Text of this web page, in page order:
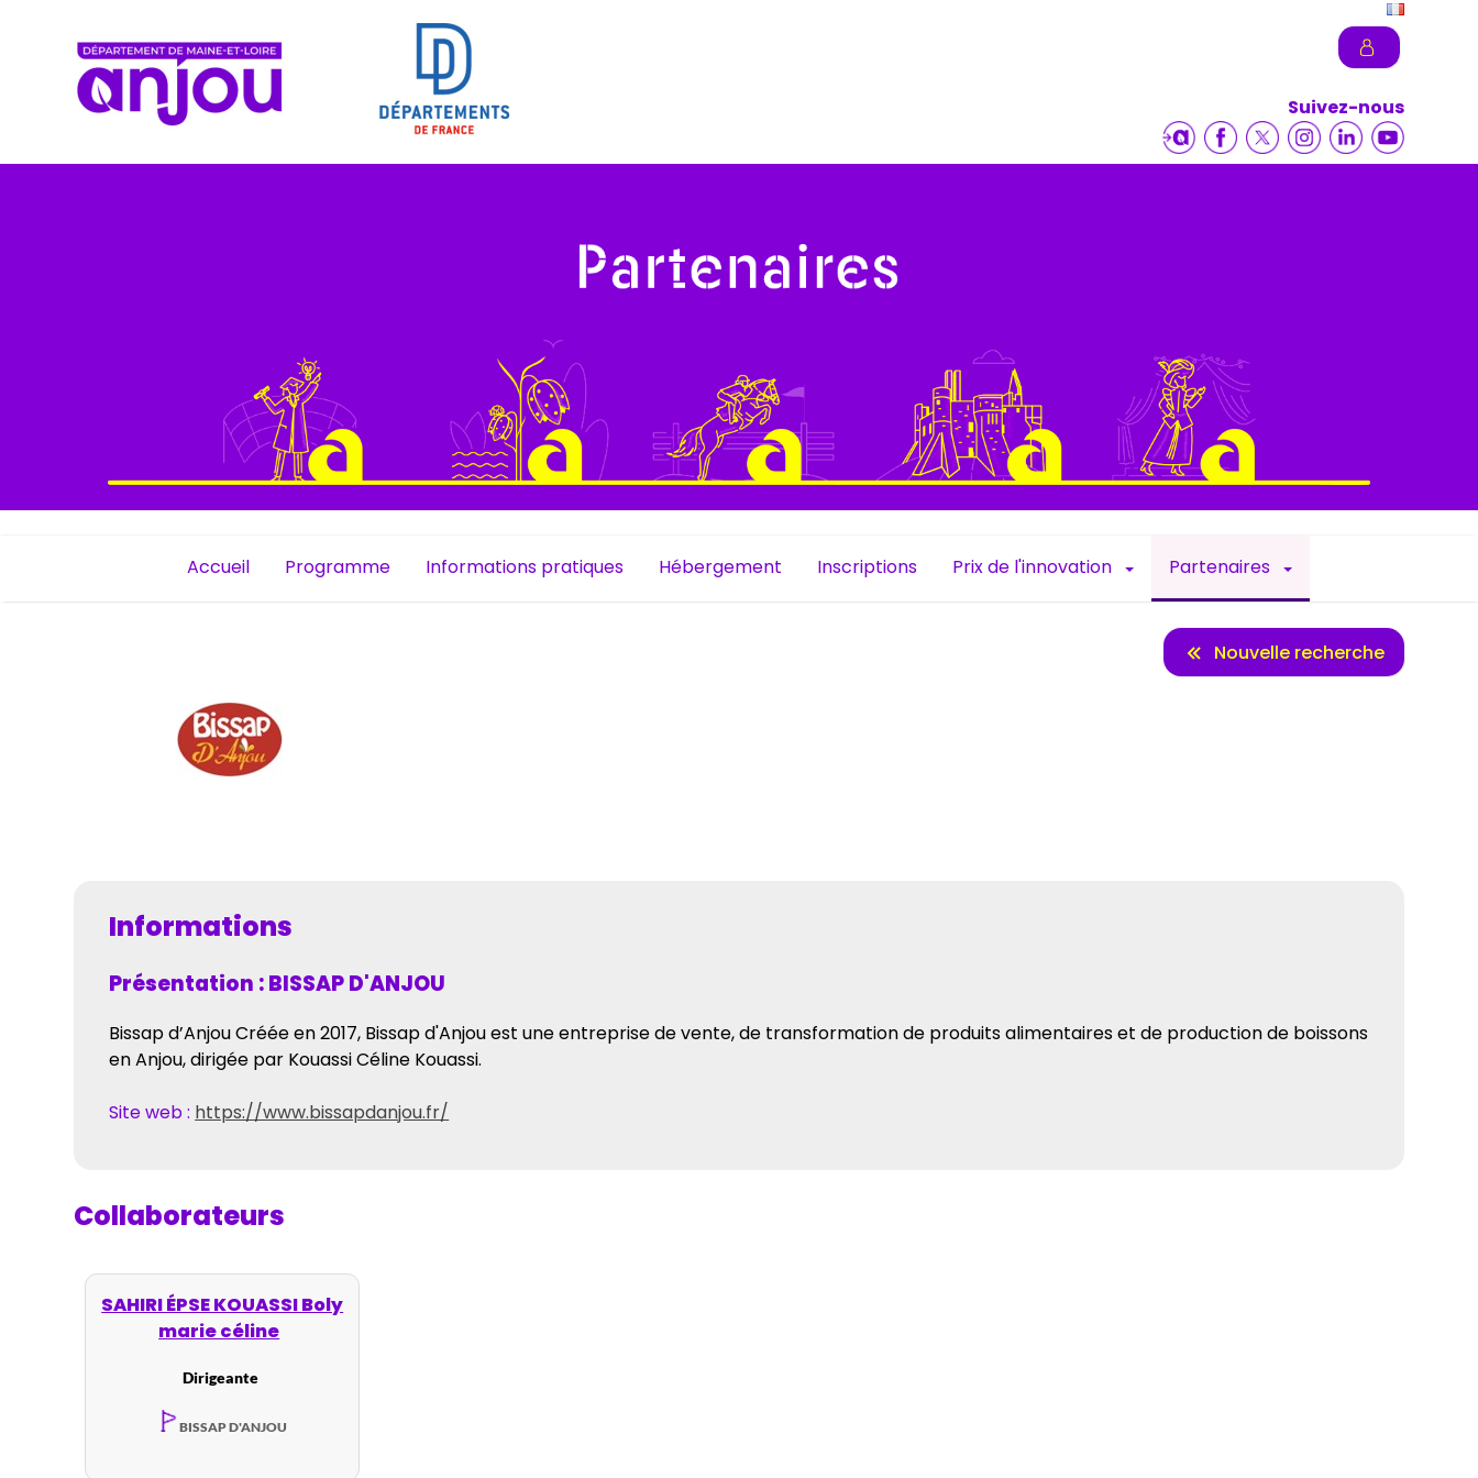
Suivez-nous
Accueil Programme Informations pratiques Hébergement Inscriptions Prix de l'innovation Partenaires
Nouvelle recherche
Informations
Présentation : BISSAP D'ANJOU
Bissap d’Anjou Créée en 2017, Bissap d'Anjou est une entreprise de vente, de transformation de produits alimentaires et de production de boissons
en Anjou, dirigée par Kouassi Céline Kouassi.
Site web : https://www.bissapdanjou.fr/
Collaborateurs
SAHIRI ÉPSE KOUASSI Boly
marie céline
Dirigeante
BISSAP D'ANJOU